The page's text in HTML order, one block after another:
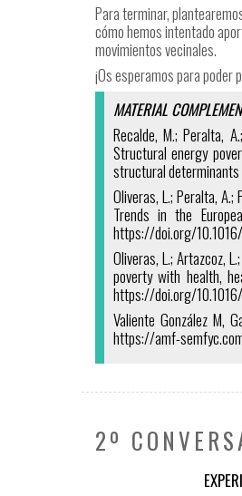
Para terminar,
cómo hemos intentado
movimientos vecinales.
¡Os esperamos para poder
MATERIAL
Recalde, M.; Peralta,
Structural energy
structural determinants
Oliveras, L.; Peralta, A.;
Trends in the
https://doi.org/
Oliveras, L.; Artazcoz,
poverty with health,
https://doi.org/
Valiente González M,
https://amf-
2º